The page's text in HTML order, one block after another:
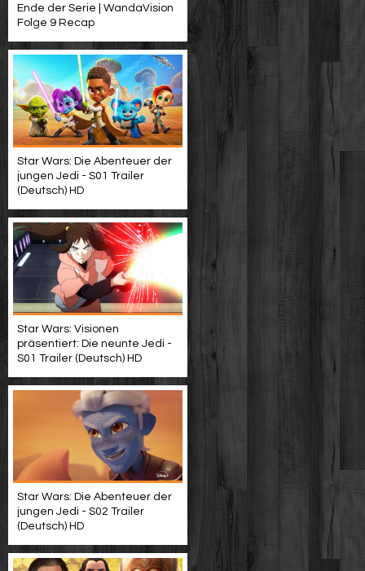
Ende der Serie | WandaVision
Folge 9 Recap
Star Wars: Die Abenteuer der
jungen Jedi - S01 Trailer
(Deutsch) HD
Star Wars: Visionen
präsentiert: Die neunte Jedi -
S01 Trailer (Deutsch) HD
Star Wars: Die Abenteuer der
jungen Jedi - S02 Trailer
(Deutsch) HD